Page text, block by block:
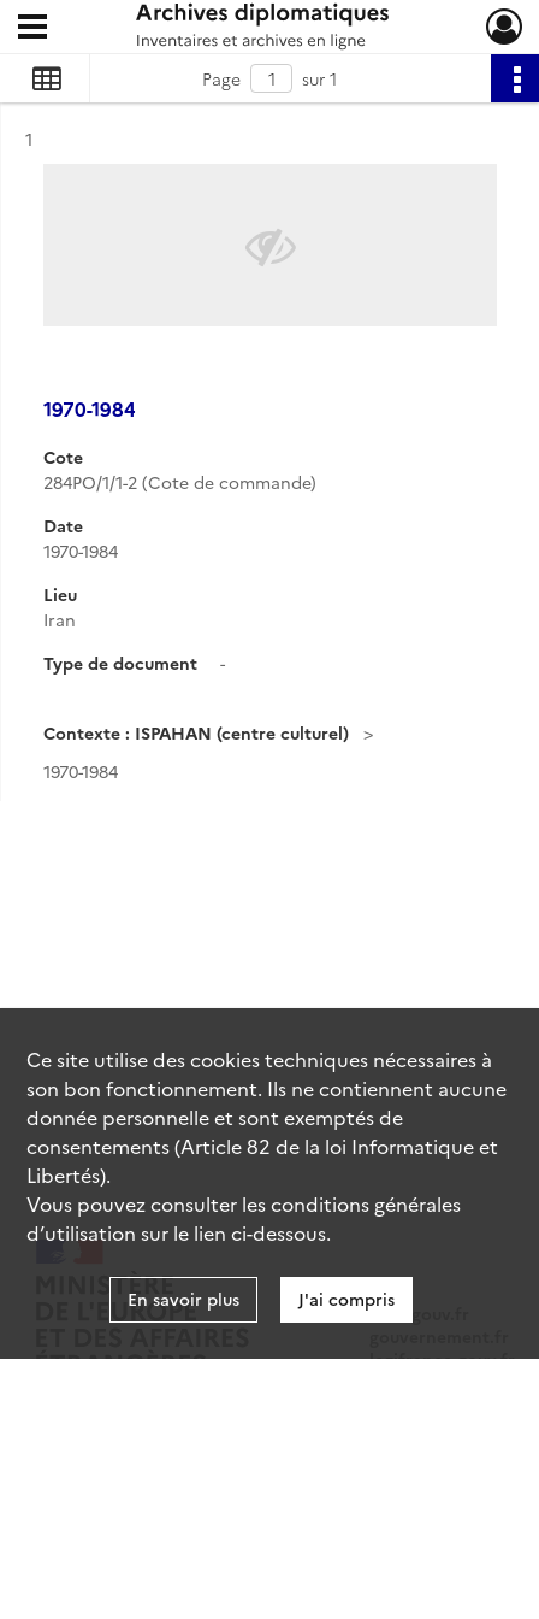
Archives diplomatiques
Ouvrir le menu déroulant
Page sur 1
Résultat n°
1
1970-1984
Cote
284PO/1/1-2 (Cote de commande)
Date
1970-1984
Lieu
Iran
Type de document
-
Contexte : ISPAHAN (centre culturel)
1970-1984
data.gouv.fr
legifrance.gouv.fr
Ce site utilise descookiestechniques nécessaires à
son bon fonctionnement. Ils ne contiennent aucune
donnée personnelle et sont exemptés de
consentements (Article 82 de la loi Informatique et
Libertés).
Vous pouvez consulter les conditions générales
d’utilisation sur le lien ci-dessous.
En savoir plus J'ai compris